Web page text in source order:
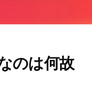
のは何故